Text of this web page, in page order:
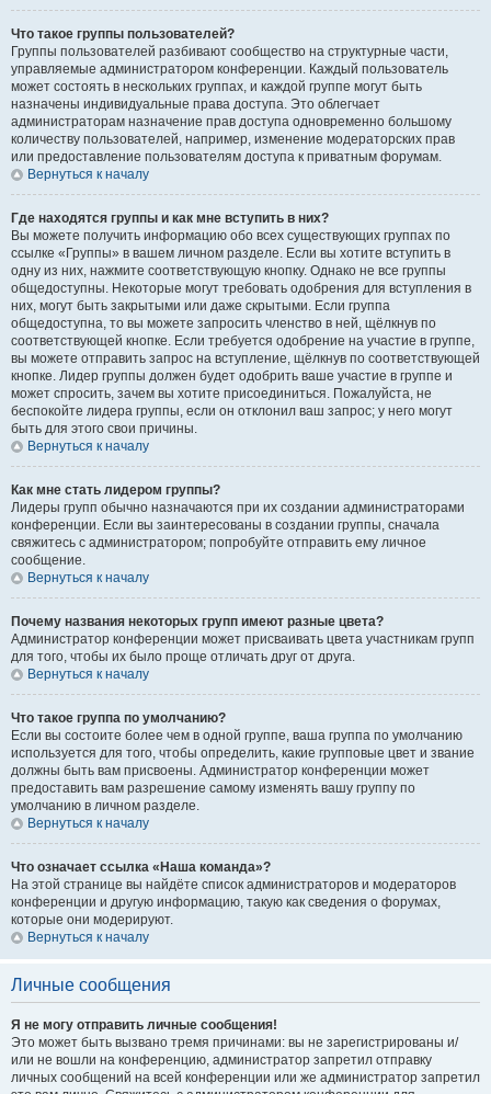
Что такое группы пользователей?
Группы пользователей разбивают сообщество на структурные части,
управляемые администратором конференции. Каждый пользователь
может состоять в нескольких группах, и каждой группе могут быть
назначены индивидуальные права доступа. Это облегчает
администраторам назначение прав доступа одновременно большому
количеству пользователей, например, изменение модераторских прав
или предоставление пользователям доступа к приватным форумам.
Вернуться к началу
Где находятся группы и как мне вступить в них?
Вы можете получить информацию обо всех существующих группах по
ссылке «Группы» в вашем личном разделе. Если вы хотите вступить в
одну из них, нажмите соответствующую кнопку. Однако не все группы
общедоступны. Некоторые могут требовать одобрения для вступления в
них, могут быть закрытыми или даже скрытыми. Если группа
общедоступна, то вы можете запросить членство в ней, щёлкнув по
соответствующей кнопке. Если требуется одобрение на участие в группе,
вы можете отправить запрос на вступление, щёлкнув по соответствующей
кнопке. Лидер группы должен будет одобрить ваше участие в группе и
может спросить, зачем вы хотите присоединиться. Пожалуйста, не
беспокойте лидера группы, если он отклонил ваш запрос; у него могут
быть для этого свои причины.
Вернуться к началу
Как мне стать лидером группы?
Лидеры групп обычно назначаются при их создании администраторами
конференции. Если вы заинтересованы в создании группы, сначала
свяжитесь с администратором; попробуйте отправить ему личное
сообщение.
Вернуться к началу
Почему названия некоторых групп имеют разные цвета?
Администратор конференции может присваивать цвета участникам групп
для того, чтобы их было проще отличать друг от друга.
Вернуться к началу
Что такое группа по умолчанию?
Если вы состоите более чем в одной группе, ваша группа по умолчанию
используется для того, чтобы определить, какие групповые цвет и звание
должны быть вам присвоены. Администратор конференции может
предоставить вам разрешение самому изменять вашу группу по
умолчанию в личном разделе.
Вернуться к началу
Что означает ссылка «Наша команда»?
На этой странице вы найдёте список администраторов и модераторов
конференции и другую информацию, такую как сведения о форумах,
которые они модерируют.
Вернуться к началу
Личные сообщения
Я не могу отправить личные сообщения!
Это может быть вызвано тремя причинами: вы не зарегистрированы и/
или не вошли на конференцию, администратор запретил отправку
личных сообщений на всей конференции или же администратор запретил